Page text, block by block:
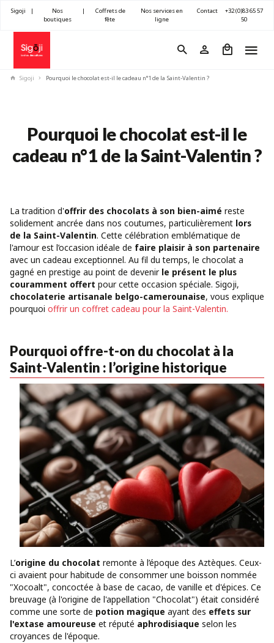
Nos services en
ligne
Contact
+32 (0)83 65 57
50
Sigoji |
Nos
boutiques
|
Coffrets de
fête
Sigoji Pourquoi le chocolat est-il le cadeau n°1 de la Saint-Valentin ?
Pourquoi le chocolat est-il le
cadeau n°1 de la Saint-Valentin ?
La tradition d'offrir des chocolats à son bien-aimé reste
solidement ancrée dans nos coutumes, particulièrement lors
de la Saint-Valentin. Cette célébration emblématique de
l'amour est l’occasion idéale de faire plaisir à son partenaire
avec un cadeau exceptionnel. Au fil du temps, le chocolat a
gagné en prestige au point de devenir le présent le plus
couramment offert pour cette occasion spéciale. Sigoji,
chocolaterie artisanale belgo-camerounaise, vous explique
pourquoi offrir un coffret cadeau pour la Saint-Valentin.
Pourquoi offre-t-on du chocolat à la
Saint-Valentin : l’origine historique
L’origine du chocolat remonte à l’époque des Aztèques. Ceux-
ci avaient pour habitude de consommer une boisson nommée
"Xocoalt", concoctée à base de cacao, de vanille et d'épices. Ce
breuvage (à l'origine de l'appellation "Chocolat") était considéré
comme une sorte de potion magique ayant des effets sur
l'extase amoureuse et réputé aphrodisiaque selon les
croyances de l'époque.